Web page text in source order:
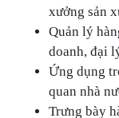
xưởng sản
Quản lý
doanh, đại
Ứng dụng
quan nhà
Trưng bày